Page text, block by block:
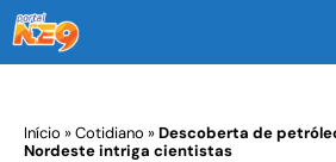
Início »Cotidiano »Descoberta de
Nordeste intriga cientistas